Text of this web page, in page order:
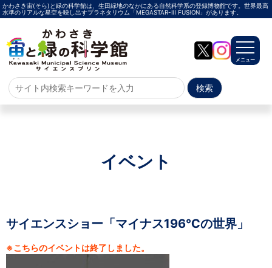
かわさき宙(そら)と緑の科学館は、生田緑地のなかにある自然科学系の登録博物館です。世界最高
水準のリアルな星空を映し出すプラネタリウム「MEGASTAR-Ⅲ FUSION」があります。
メニュー
ホーム
メガスターご紹介
投影メニュー
投影時間・料金
プラネタリウム解説員
イベント
当日参加
事前申込
その他
施設案内
イベント
サイエンスショー「マイナス196℃の世界」
※こちらのイベントは終了しました。